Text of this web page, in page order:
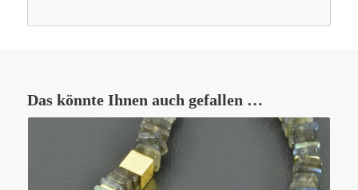
Das könnte Ihnen auch gefallen …